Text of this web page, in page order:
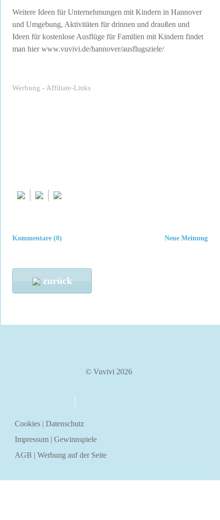
Weitere Ideen für Unternehmungen mit Kindern in Hannover
und Umgebung, Aktivitäten für drinnen und draußen und
Ideen für kostenlose Ausflüge für Familien mit Kindern findet
man hierwww.vuvivi.de/hannover/ausflugsziele/
Werbung - Affiliate-Links
Neue Meinung
Kommentare (0)
zurück
© Vuvivi 2026
Cookies | Datenschutz
Impressum | Gewinnspiele
AGB | Werbung auf der Seite